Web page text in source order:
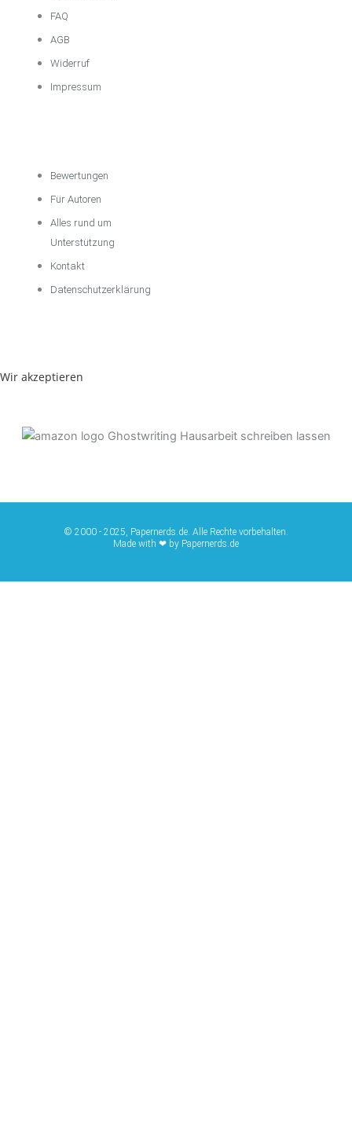
FAQ
AGB
Widerruf
Impressum
Bewertungen
Für Autoren
Alles rund um
Unterstützung
Kontakt
Datenschutzerklärung
Wir akzeptieren
© 2000 - 2025, Papernerds.de. Alle Rechte vorbehalten.
Made with ❤ by Papernerds.de